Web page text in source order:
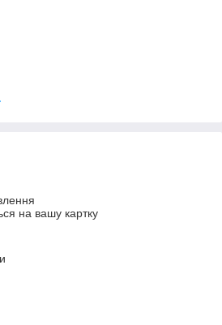
на вашу картку